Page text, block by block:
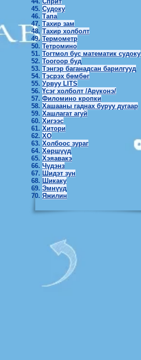
Судоку
Тапа
Тахир зам
Тахир холболт
Термометр
Тетромино
Тогтмол бус математик судоку
Тоогоор буд
Тэнгэр баганадсан барилгууд
Тэсрэх бөмбөг
Урвуу LITS
Үсэг холболт /Арүконэ/
Филомино кропки
Хашааны гаднах буруу дугаар
Хашлагат агуй
Хигээс
Хитори
ХО
Холбоос зураг
Хөршүүд
Хэяавакэ
Чүдэнз
Шидэт зун
Шикаку
Эмнүүд
Яжилин